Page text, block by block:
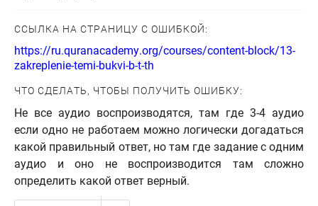
ССЫЛКА НА СТРАНИЦУ С ОШИБКОЙ:
https://ru.quranacademy.org/courses/content-block/13-
zakreplenie-temi-bukvi-b-t-th
ЧТО СДЕЛАТЬ, ЧТОБЫ ПОЛУЧИТЬ ОШИБКУ:
Не все аудио воспроизводятся, там где 3-4 аудио
если одно не работаем можно логически догадаться
какой правильный ответ, но там где задание с одним
аудио и оно не воспроизводится там сложно
определить какой ответ верный.